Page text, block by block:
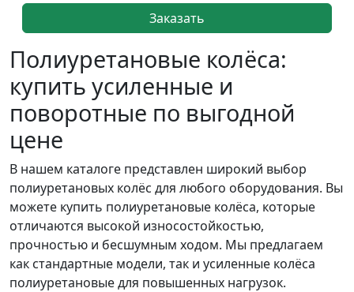
Заказать
Полиуретановые колёса:
купить усиленные и
поворотные по выгодной
цене
В нашем каталоге представлен широкий выбор
полиуретановых колёс для любого оборудования. Вы
можете купить полиуретановые колёса, которые
отличаются высокой износостойкостью,
прочностью и бесшумным ходом. Мы предлагаем
как стандартные модели, так и усиленные колёса
полиуретановые для повышенных нагрузок.